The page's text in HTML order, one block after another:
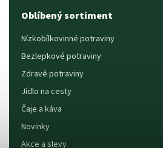
Oblíbený sortiment
Nízkobílkovinné potraviny
Bezlepkové potraviny
Zdravé potraviny
Jídlo na cesty
Čaje a káva
Novinky
Akce a slevy